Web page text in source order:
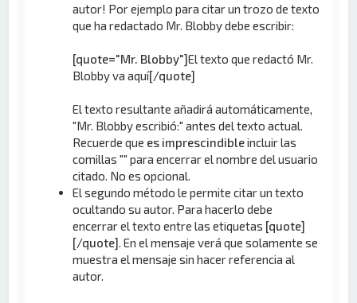
autor! Por ejemplo para citar un trozo de texto
que ha redactado Mr. Blobby debe escribir:
[quote="Mr. Blobby"]El texto que redactó Mr.
Blobby va aquí[/quote]
El texto resultante añadirá automáticamente,
"Mr. Blobby escribió:" antes del texto actual.
Recuerde que es imprescindibleincluir las
comillas "" para encerrar el nombre del usuario
citado. No es opcional.
El segundo método le permite citar un texto
ocultando su autor. Para hacerlo debe
encerrar el texto entre las etiquetas [quote]
[/quote]. En el mensaje verá que solamente se
muestra el mensaje sin hacer referencia al
autor.